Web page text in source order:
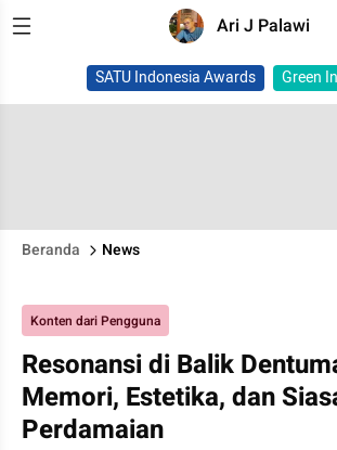
Ari J Palawi
SATU Indonesia Awards Green
Beranda News
Konten dari Pengguna
Resonansi di Balik
Memori, Estetika, dan
Perdamaian